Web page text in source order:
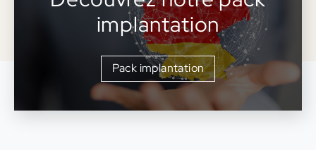
implantation
Pack implantation